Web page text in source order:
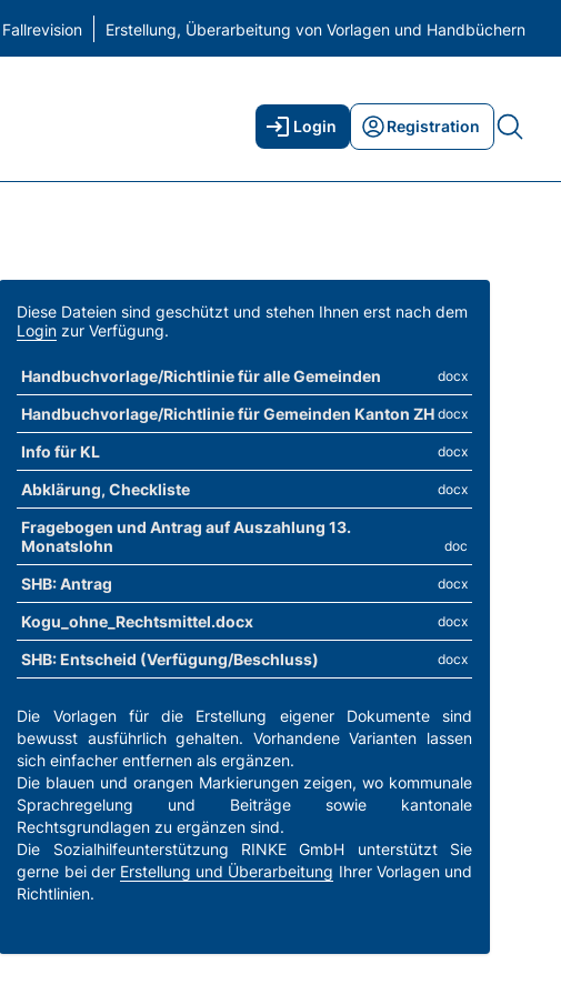
Fallrevision Erstellung, Überarbeitung von Vorlagen und Handbüchern
Login Registration
Diese Dateien sind geschützt und stehen Ihnen erst nach dem
Login zur Verfügung.
Handbuchvorlage/Richtlinie für alle Gemeinden docx
Handbuchvorlage/Richtlinie für Gemeinden Kanton ZH docx
Info für KL docx
Abklärung, Checkliste docx
Fragebogen und Antrag auf Auszahlung 13.
Monatslohn
doc
SHB: Antrag docx
Kogu_ohne_Rechtsmittel.docx docx
SHB: Entscheid (Verfügung/Beschluss) docx
Die Vorlagen für die Erstellung eigener Dokumente sind
bewusst ausführlich gehalten. Vorhandene Varianten lassen
sich einfacher entfernen als ergänzen.
Die blauen und orangen Markierungen zeigen, wo kommunale
Sprachregelung und Beiträge sowie kantonale
Rechtsgrundlagen zu ergänzen sind.
Die Sozialhilfeunterstützung RINKE GmbH unterstützt Sie
gerne bei der Erstellung und Überarbeitung Ihrer Vorlagen und
Richtlinien.